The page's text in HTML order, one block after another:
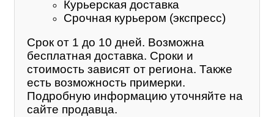
Курьерская доставка
Срочная курьером (экспресс)
Срок от 1 до 10 дней. Возможна
бесплатная доставка. Сроки и
стоимость зависят от региона. Также
есть возможность примерки.
Подробную информацию уточняйте на
сайте продавца.